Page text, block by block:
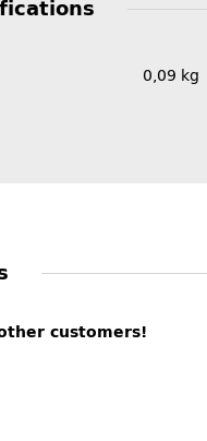
0,09 kg
customers!